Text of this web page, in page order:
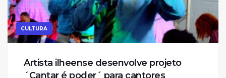
CULTURA
Artista ilheense desenvolve projeto
´Cantar é poder´ para cantores